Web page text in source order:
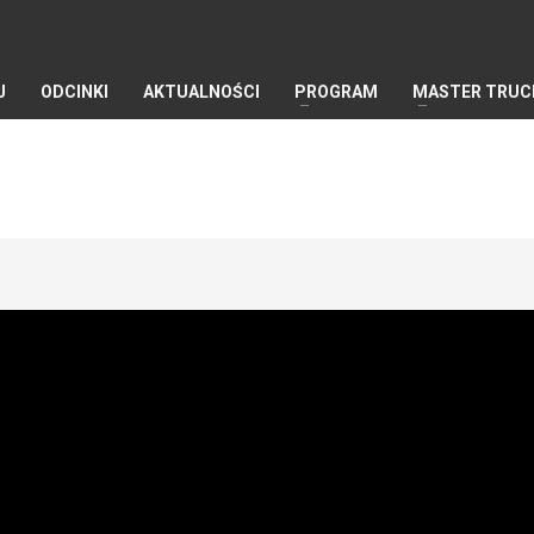
ODCINKI AKTUALNOŚCI PROGRAM MASTER